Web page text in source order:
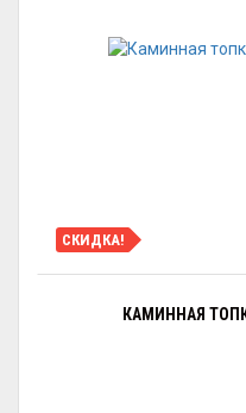
СКИДКА!
КАМИННАЯ